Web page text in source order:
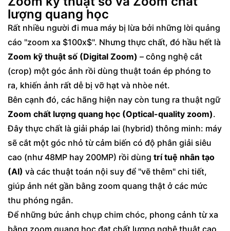
lượng quang học
Rất nhiều người đi mua máy bị lừa bởi những lời quảng
cáo "zoom xa $100x$". Nhưng thực chất, đó hầu hết là
Zoom kỹ thuật số (Digital Zoom) – công nghệ cắt
(crop) một góc ảnh rồi dùng thuật toán ép phóng to
ra, khiến ảnh rất dễ bị vỡ hạt và nhòe nét.
Bên cạnh đó, các hãng hiện nay còn tung ra thuật ngữ
Zoom chất lượng quang học (Optical-quality zoom).
Đây thực chất là giải pháp lai (hybrid) thông minh: máy
sẽ cắt một góc nhỏ từ cảm biến có độ phân giải siêu
cao (như 48MP hay 200MP) rồi dùng trí tuệ nhân tạo
(AI) và các thuật toán nội suy để "vẽ thêm" chi tiết,
giúp ảnh nét gần bằng zoom quang thật ở các mức
thu phóng ngắn.
Để những bức ảnh chụp chim chóc, phong cảnh từ xa
bằng zoom quang học đạt chất lượng nghệ thuật cao